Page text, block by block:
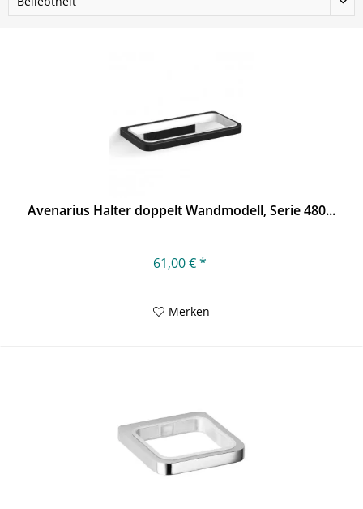
Avenarius Halter doppelt Wandmodell, Serie 480...
61,00 € *
Merken